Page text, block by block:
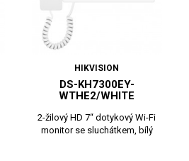
HIKVISION
DS-KH7300EY-
WTHE2/WHITE
2-žilový HD 7“ dotykový Wi-Fi
monitor se sluchátkem, bílý